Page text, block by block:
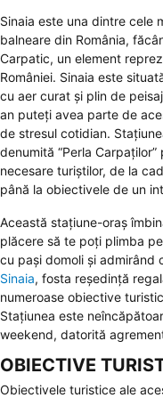
Sinaia este una dintre cele
balneare din România,
Carpatic, un element
României. Sinaia este
cu aer curat şi plin de
an puteţi avea parte de
de stresul cotidian.
denumită “Perla
necesare turiştilor, de la
până la obiectivele de un
Această staţiune-oraş
plăcere să te poţi plimba
cu paşi domoli şi admirând
Sinaia, fosta reşedinţă
numeroase obiective
Staţiunea este
weekend, datorită
OBIECTIVE
Obiectivele turistice ale